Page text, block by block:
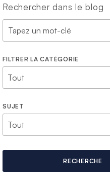
Rechercher dans le blog
FILTRER LA CATÉGORIE
SUJET
RECHERCHE